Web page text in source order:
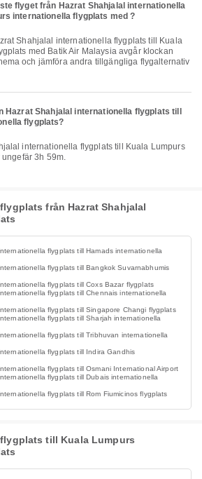
flyget från Hazrat Shahjalal internationella
internationella flygplats med ?
med Batik Air Malaysia avgår klockan
och jämföra andra tillgängliga flygalternativ
Hazrat Shahjalal internationella flygplats till
flygplats?
3h 59m.
från Hazrat Shahjalal
flygplats till Hamads internationella
flygplats till Bangkok Suvarnabhumis
flygplats till Coxs Bazar flygplats
flygplats till Chennais internationella
flygplats till Singapore Changi flygplats
flygplats till Sharjah internationella
flygplats till Tribhuvan internationella
flygplats till Indira Gandhis
flygplats till Osmani International Airport
flygplats till Dubais internationella
flygplats till Rom Fiumicinos flygplats
till Kuala Lumpurs